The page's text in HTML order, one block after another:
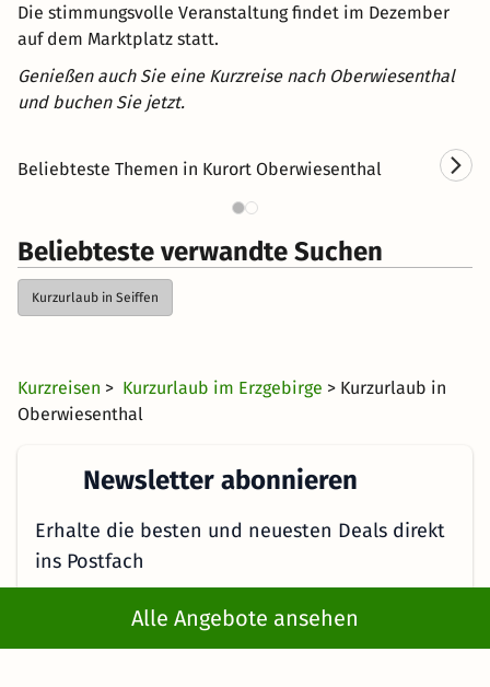
Alle Angebote ansehen
Die stimmungsvolle Veranstaltung findet im Dezember
auf dem Marktplatz statt.
Genießen auch Sie eine Kurzreise nach Oberwiesenthal
und buchen Sie jetzt.
Beliebteste Themen in Kurort Oberwiesenthal
Wellnesshotels in
Oberwiesenthal
Beliebteste verwandte Suchen
Kurzurlaub in Seiffen
Kurzreisen > Kurzurlaub im Erzgebirge > Kurzurlaub in
Oberwiesenthal
Newsletter abonnieren
Erhalte die besten und neuesten Deals direkt
ins Postfach